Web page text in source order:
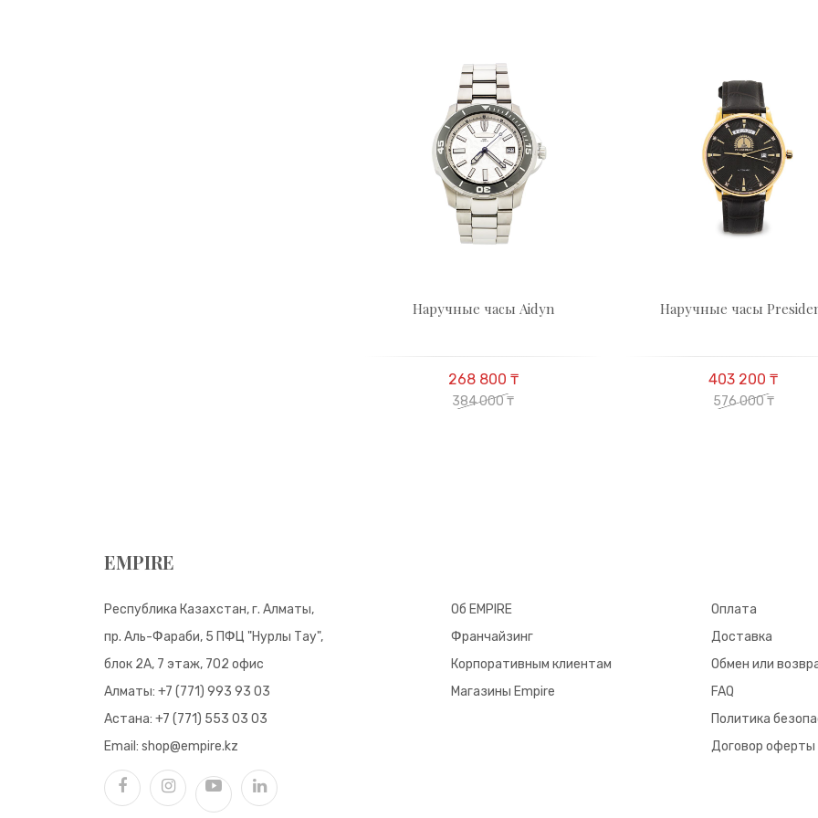
Наручные часы Aidyn
268 800 ₸
384 000 ₸
Наручные часы
403 200 ₸
576 000 ₸
EMPIRE
Республика Казахстан, г. Алматы,
пр. Аль-Фараби, 5 ПФЦ "Нурлы Тау",
блок 2А, 7 этаж, 702 офис
Алматы: +7 (771) 993 93 03
Астана: +7 (771) 553 03 03
Email: shop@empire.kz
Об EMPIRE
Франчайзинг
Корпоративным клиентам
Магазины Empire
Оплата
Доставка
Обмен или
FAQ
Политика
Договор оферты